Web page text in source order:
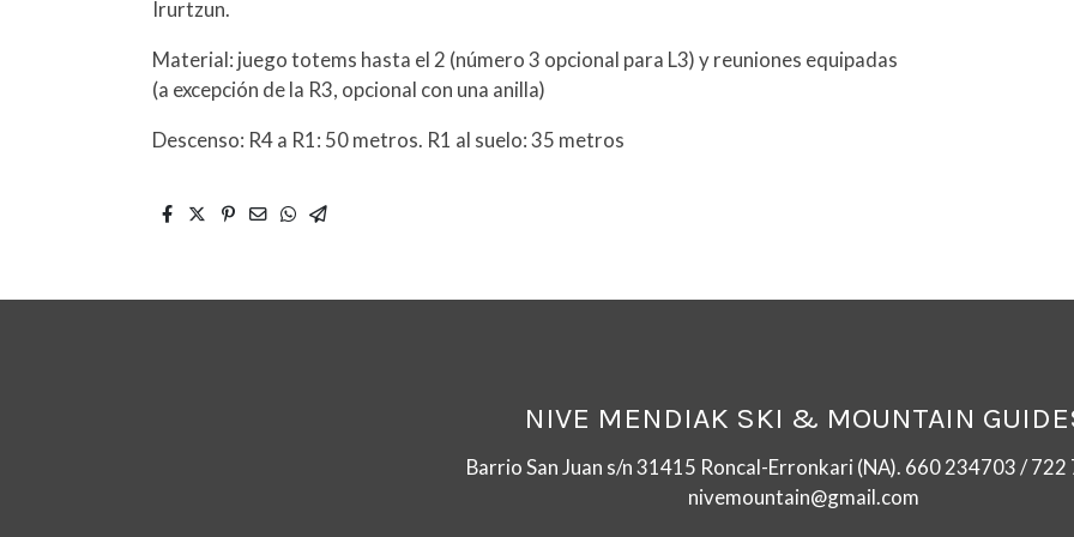
Irurtzun.
Material: juego totems hasta el 2 (número 3 opcional para L3) y reuniones equipadas
(a excepción de la R3, opcional con una anilla)
Descenso: R4 a R1: 50 metros. R1 al suelo: 35 metros
NIVE MENDIAK SKI & MOUNTAIN
Barrio San Juan s/n 31415 Roncal-Erronkari (NA). 660 234703 /
nivemountain@gmail.com